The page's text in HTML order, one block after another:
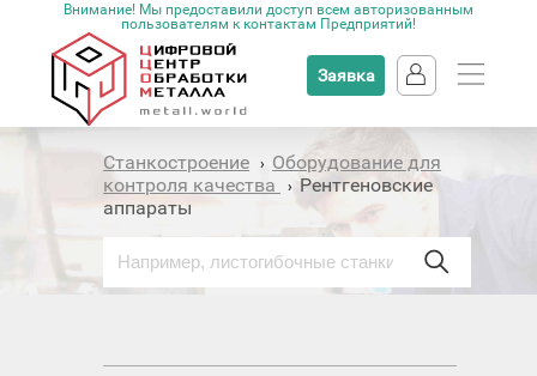
Внимание! Мы предоставили доступ всем авторизованным
пользователям к контактам Предприятий!
Заявка
Станкостроение › Оборудование для
контроля качества
› Рентгеновские
аппараты